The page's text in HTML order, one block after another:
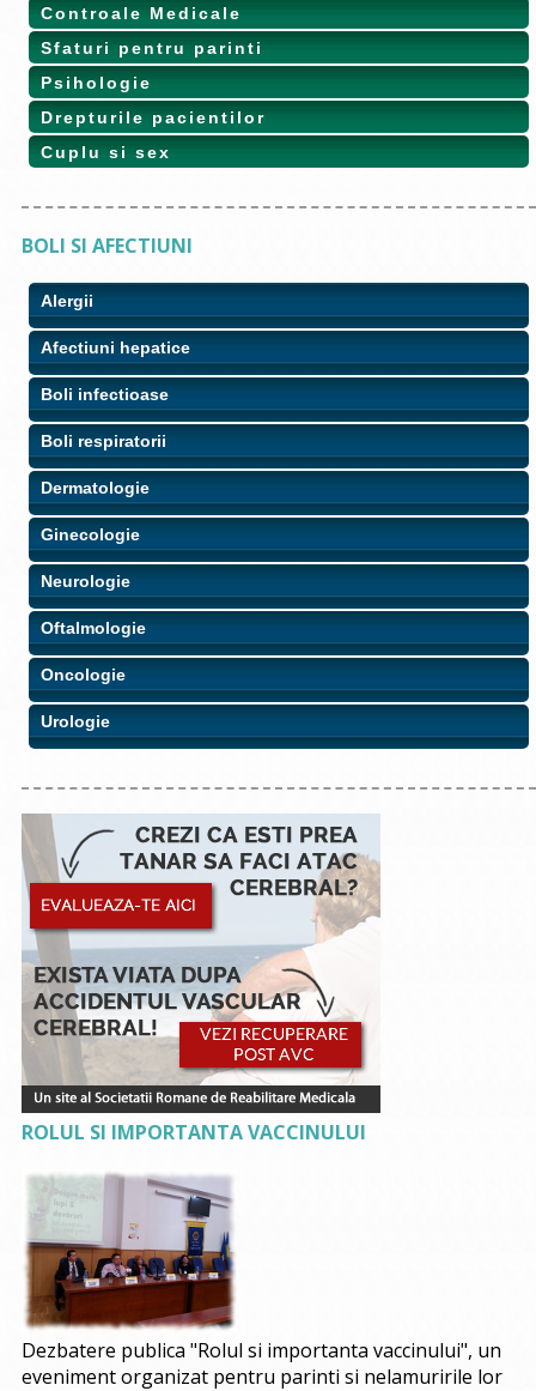
Controale Medicale
Sfaturi pentru parinti
Psihologie
Drepturile pacientilor
Cuplu si sex
BOLI SI AFECTIUNI
Alergii
Afectiuni hepatice
Boli infectioase
Boli respiratorii
Dermatologie
Ginecologie
Neurologie
Oftalmologie
Oncologie
Urologie
ROLUL SI IMPORTANTA VACCINULUI
Dezbatere publica "Rolul si importanta vaccinului", un
eveniment organizat pentru parinti si nelamuririle lor